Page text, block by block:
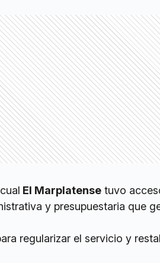
El Marplatense tuvo
y presupuestaria que
regularizar el servicio y